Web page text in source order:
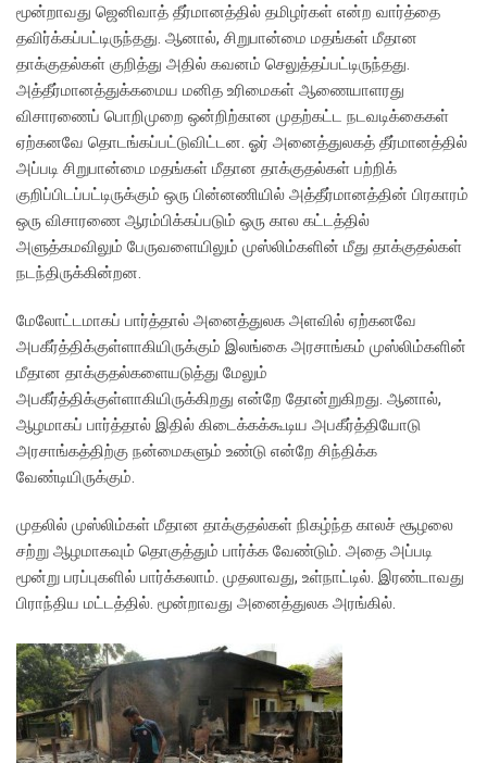
மூன்றாவது ஜெனிவாத் தீர்மானத்தில் தமிழர்கள் என்ற வார்த்தை
தவிர்க்கப்பட்டிருந்தது. ஆனால், சிறுபான்மை மதங்கள் மீதான
தாக்குதல்கள் குறித்து அதில் கவனம் செலுத்தப்பட்டிருந்தது.
அத்தீர்மானத்துக்கமைய மனித உரிமைகள் ஆணையாளரது
விசாரணைப் பொறிமுறை ஒன்றிற்கான முதற்கட்ட நடவடிக்கைகள்
ஏற்கனவே தொடங்கப்பட்டுவிட்டன. ஓர் அனைத்துலகத் தீர்மானத்தில்
அப்படி சிறுபான்மை மதங்கள் மீதான தாக்குதல்கள் பற்றிக்
குறிப்பிடப்பட்டிருக்கும் ஒரு பின்னணியில் அத்தீர்மானத்தின் பிரகாரம்
ஒரு விசாரணை ஆரம்பிக்கப்படும் ஒரு கால கட்டத்தில்
அளுத்கமவிலும் பேருவளையிலும் முஸ்லிம்களின் மீது தாக்குதல்கள்
நடந்திருக்கின்றன.
மேலோட்டமாகப் பார்த்தால் அனைத்துலக அளவில் ஏற்கனவே
அபகீர்த்திக்குள்ளாகியிருக்கும் இலங்கை அரசாங்கம் முஸ்லிம்களின்
மீதான தாக்குதல்களையடுத்து மேலும்
அபகீர்த்திக்குள்ளாகியிருக்கிறது என்றே தோன்றுகிறது. ஆனால்,
ஆழமாகப் பார்த்தால் இதில் கிடைக்கக்கூடிய அபகீர்த்தியோடு
அரசாங்கத்திற்கு நன்மைகளும் உண்டு என்றே சிந்திக்க
வேண்டியிருக்கும்.
முதலில் முஸ்லிம்கள் மீதான தாக்குதல்கள் நிகழ்ந்த காலச் சூழலை
சற்று ஆழமாகவும் தொகுத்தும் பார்க்க வேண்டும். அதை அப்படி
மூன்று பரப்புகளில் பார்க்கலாம். முதலாவது, உள்நாட்டில். இரண்டாவது
பிராந்திய மட்டத்தில். மூன்றாவது அனைத்துலக அரங்கில்.